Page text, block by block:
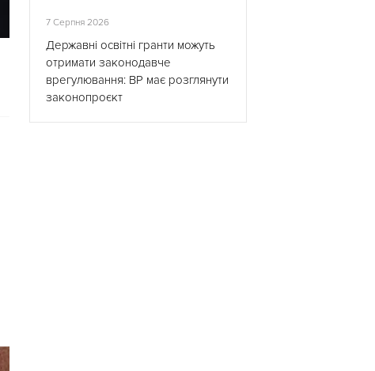
7 Серпня 2026
Державні освітні гранти можуть
отримати законодавче
врегулювання: ВР має розглянути
законопроєкт